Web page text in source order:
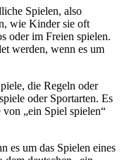
Spielen, also
wie Kinder sie oft
oder im Freien spielen.
werden, wenn es um
die Regeln oder
oder Sportarten. Es
von „ein Spiel spielen“
es um das Spielen eines